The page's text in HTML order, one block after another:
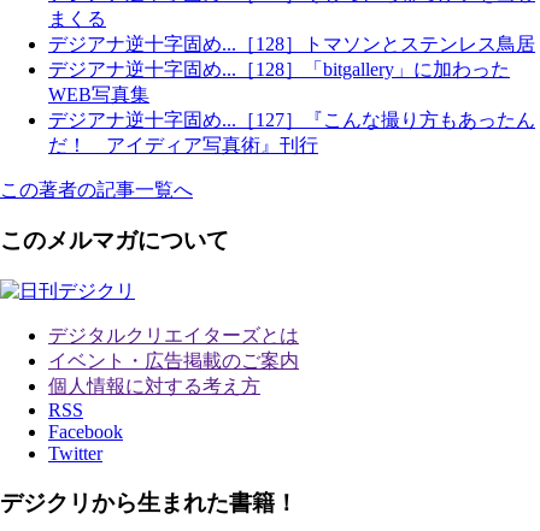
まくる
デジアナ逆十字固め...［128］トマソンとステンレス鳥居
デジアナ逆十字固め...［128］「bitgallery」に加わった
WEB写真集
デジアナ逆十字固め...［127］『こんな撮り方もあったん
だ！ アイディア写真術』刊行
この著者の記事一覧へ
このメルマガについて
デジタルクリエイターズとは
イベント・広告掲載のご案内
個人情報に対する考え方
RSS
Facebook
Twitter
デジクリから生まれた書籍！